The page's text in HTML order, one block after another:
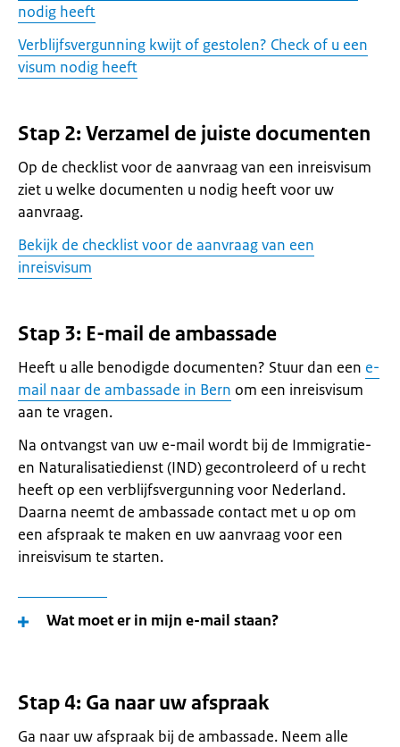
nodig heeft
Verblijfsvergunning kwijt of gestolen? Check of u een
visum nodig heeft
Stap 2: Verzamel de juiste documenten
Op de checklist voor de aanvraag van een inreisvisum
ziet u welke documenten u nodig heeft voor uw
aanvraag.
Bekijk de checklist voor de aanvraag van een
inreisvisum
Stap 3: E-mail de ambassade
Heeft u alle benodigde documenten? Stuur dan een e-
mail naar de ambassade in Bern om een inreisvisum
aan te vragen.
Na ontvangst van uw e-mail wordt bij de Immigratie-
en Naturalisatiedienst (IND) gecontroleerd of u recht
heeft op een verblijfsvergunning voor Nederland.
Daarna neemt de ambassade contact met u op om
een afspraak te maken en uw aanvraag voor een
inreisvisum te starten.
Wat moet er in mijn e-mail staan?
Stap 4: Ga naar uw afspraak
Ga naar uw afspraak bij de ambassade. Neem alle